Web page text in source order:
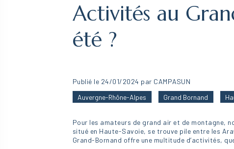
Activités au
été ?
Publié le 24/01/2024 par CAMPASUN
Auvergne-Rhône-Alpes
Grand Bornand
Pour les amateurs de grand air et de montagne,
situé en Haute-Savoie, se trouve pile entre les
Grand-Bornand offre une multitude d’activités,